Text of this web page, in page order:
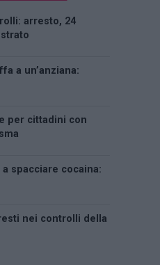
arresto, 24
a un’anziana:
per cittadini con
spacciare cocaina:
nei controlli della